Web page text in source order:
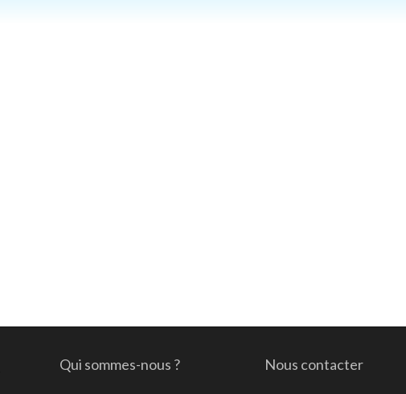
Qui sommes-nous ? Nous contacter